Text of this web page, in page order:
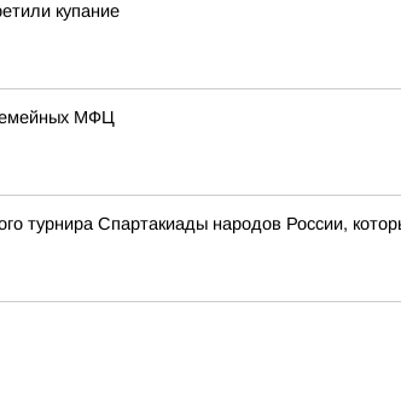
купание
МФЦ
турнира Спартакиады народов России,